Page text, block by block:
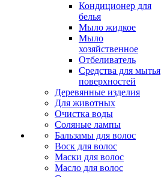
Кондиционер для
белья
Мыло жидкое
Мыло
хозяйственное
Отбеливатель
Средства для мытья
поверхностей
Деревянные изделия
Для животных
Очистка воды
Соляные лампы
Бальзамы для волос
Воск для волос
Маски для волос
Масло для волос